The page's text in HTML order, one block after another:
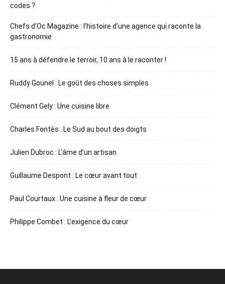
codes ?
Chefs d’Oc Magazine : l’histoire d’une agence qui raconte la
gastronomie
15 ans à défendre le terroir, 10 ans à le raconter !
Ruddy Gounel : Le goût des choses simples
Clément Gely : Une cuisine libre
Charles Fontès : Le Sud au bout des doigts
Julien Dubroc : L’âme d’un artisan
Guillaume Despont : Le cœur avant tout
Paul Courtaux : Une cuisine à fleur de cœur
Philippe Combet : L’exigence du cœur